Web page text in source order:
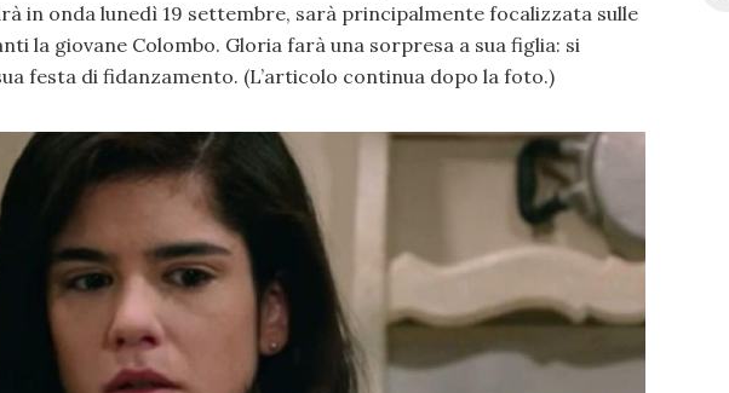
in onda lunedì 19 settembre, sarà principalmente focalizzata sulle
la giovane Colombo. Gloria farà una sorpresa a sua figlia: si
festa di fidanzamento. (L’articolo continua dopo la foto.)